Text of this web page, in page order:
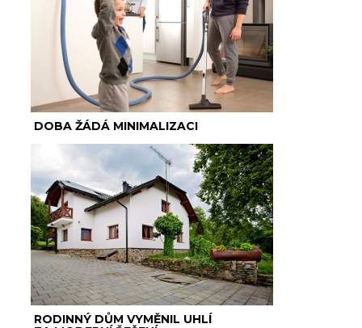
DOBA ŽÁDÁ MINIMALIZACI
RODINNÝ DŮM VYMĚNIL UHLÍ